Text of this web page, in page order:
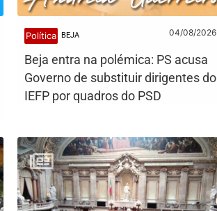
Política BEJA 04/08/2026
Beja entra na polémica: PS acusa
Governo de substituir dirigentes do
IEFP por quadros do PSD